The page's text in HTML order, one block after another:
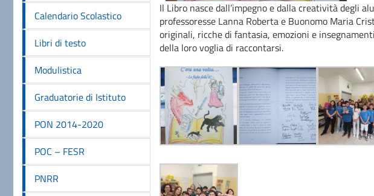
Calendario Scolastico
Libri di testo
Modulistica
Graduatorie di Istituto
PON 2014-2020
POC – FESR
PNRR
Il Libro nasce dall’impegno e dalla creatività degli
professoresse Lanna Roberta e Buonomo Maria
originali, ricche di fantasia, emozioni e
della loro voglia di raccontarsi.